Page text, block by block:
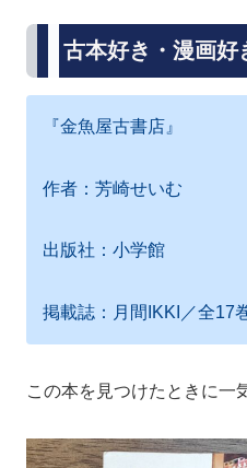
古本好き・漫画好
『金魚屋古書店』
作者：芳崎せいむ
出版社：小学館
掲載誌：月間IKKI／全17
この本を見つけたときに一